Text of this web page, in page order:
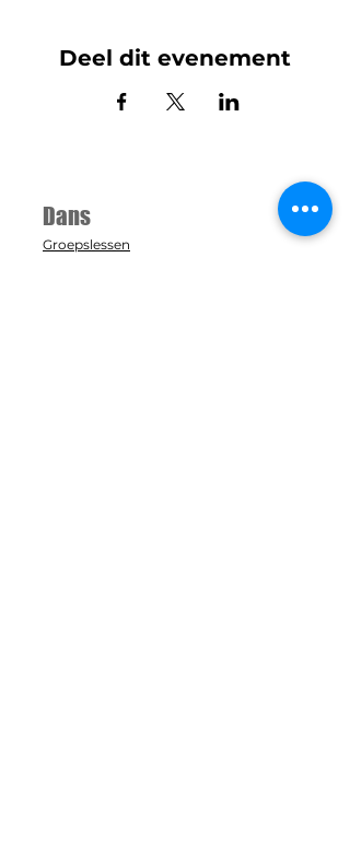
Deel dit evenement
Dans
Groepslessen